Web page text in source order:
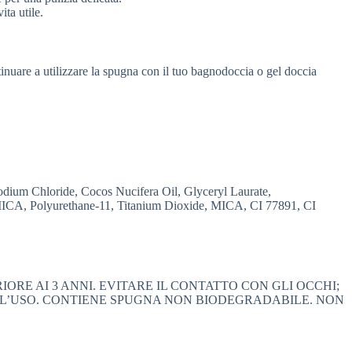
utile.
a utilizzare la spugna con il tuo bagnodoccia o gel doccia
Chloride, Cocos Nucifera Oil, Glyceryl Laurate,
Polyurethane-11, Titanium Dioxide, MICA, CI 77891, CI
AI 3 ANNI. EVITARE IL CONTATTO CON GLI OCCHI;
CONTIENE SPUGNA NON BIODEGRADABILE. NON